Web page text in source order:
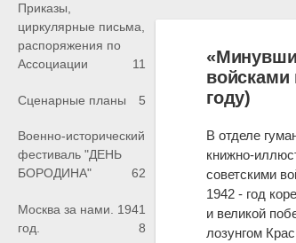
Приказы,
циркулярные письма,
распоряжения по
Ассоциации
11
Сценарные планы 5
Военно-исторический
фестиваль "ДЕНЬ
БОРОДИНА"
62
Москва за нами. 1941
год.
8
войсками
году)
В отделе
книжно-
советскими
1942 - год
и великой
лозунгом